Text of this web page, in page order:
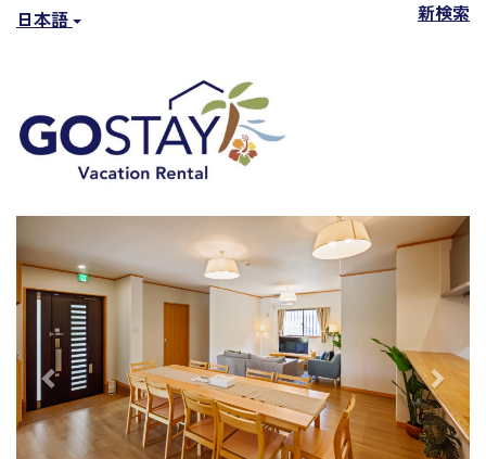
日本語 新検索
Next